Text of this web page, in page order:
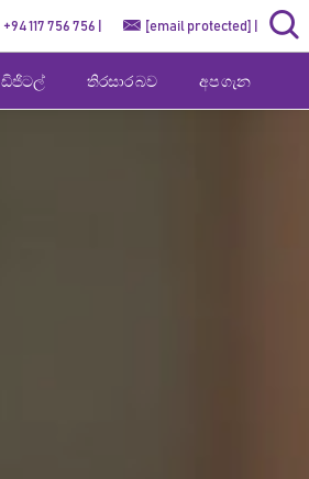
+94 117 756 756 | [email protected]
ඩිජිටල් තිරසාර බව අප ගැන